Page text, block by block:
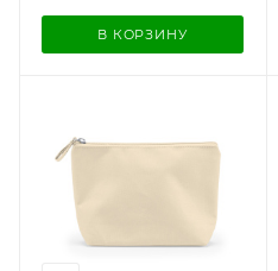
В КОРЗИНУ